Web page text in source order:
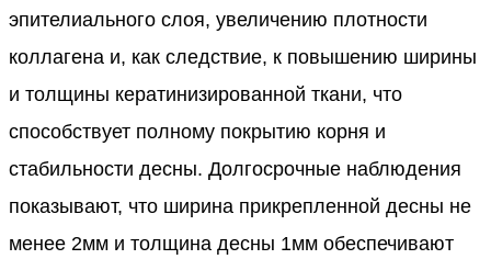
эпителиального слоя, увеличению плотности
коллагена и, как следствие, к повышению ширины
и толщины кератинизированной ткани, что
способствует полному покрытию корня и
стабильности десны. Долгосрочные наблюдения
показывают, что ширина прикрепленной десны не
менее 2мм и толщина десны 1мм обеспечивают